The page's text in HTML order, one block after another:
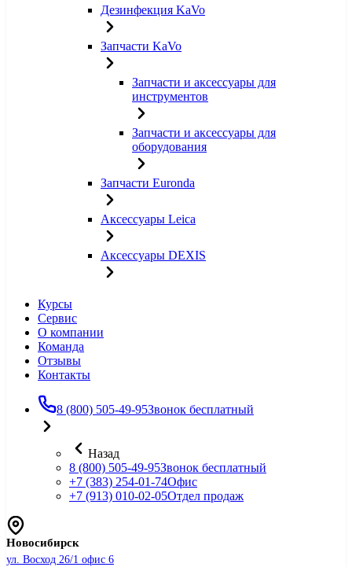
Дезинфекция KaVo
Запчасти KaVo
Запчасти и аксессуары для
инструментов
Запчасти и аксессуары для
оборудования
Запчасти Euronda
Аксессуары Leica
Аксессуары DEXIS
Курсы
Сервис
О компании
Команда
Отзывы
Контакты
8 (800) 505-49-95Звонок бесплатный
Назад
8 (800) 505-49-95Звонок бесплатный
+7 (383) 254-01-74Офис
+7 (913) 010-02-05Отдел продаж
Новосибирск
ул. Восход 26/1 офис 6